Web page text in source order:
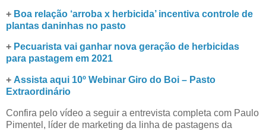
+ Boa relação ‘arroba x herbicida’ incentiva controle de
plantas daninhas no pasto
+ Pecuarista vai ganhar nova geração de herbicidas
para pastagem em 2021
+ Assista aqui 10º Webinar Giro do Boi – Pasto
Extraordinário
Confira pelo vídeo a seguir a entrevista completa com Paulo
Pimentel, líder de marketing da linha de pastagens da